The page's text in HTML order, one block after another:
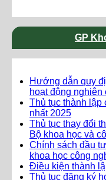
GP
Hướng dẫn quy
hoạt động
Thủ tục thành
nhất 2025
Thủ tục thay đổi
Bộ khoa học và
Chính sách đầu
khoa học công
Điều kiện thành
Thủ tục đăng ký